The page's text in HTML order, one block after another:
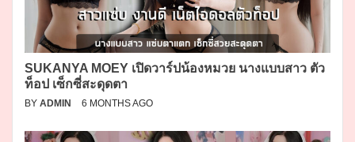
SUKANYA MOEY เปิดวาร์ปน้องหมวย นางแบบสาว ตัว
ท็อป เซ็กซี่สะดุดตา
BY ADMIN 6 MONTHS AGO